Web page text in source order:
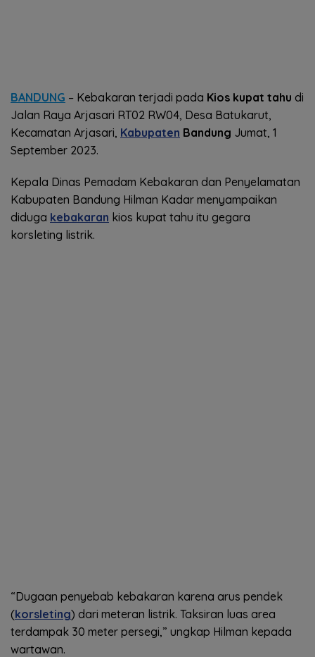
BANDUNG – Kebakaran terjadi pada Kios kupat tahu di
Jalan Raya Arjasari RT02 RW04, Desa Batukarut,
Kecamatan Arjasari, Kabupaten Bandung Jumat, 1
September 2023.
Kepala Dinas Pemadam Kebakaran dan Penyelamatan
Kabupaten Bandung Hilman Kadar menyampaikan
diduga kebakaran kios kupat tahu itu gegara
korsleting listrik.
“Dugaan penyebab kebakaran karena arus pendek
(korsleting) dari meteran listrik. Taksiran luas area
terdampak 30 meter persegi,” ungkap Hilman kepada
wartawan.